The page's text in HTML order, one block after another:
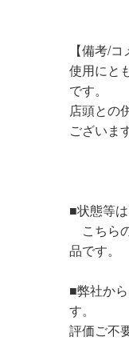
【備考/コ
使用にと
です。
店頭との
ございま
■状態等
こちら
品です。
■弊社か
す。
評価ご不